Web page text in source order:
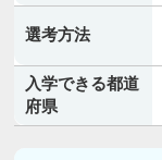
選考方法
入学できる都道
府県